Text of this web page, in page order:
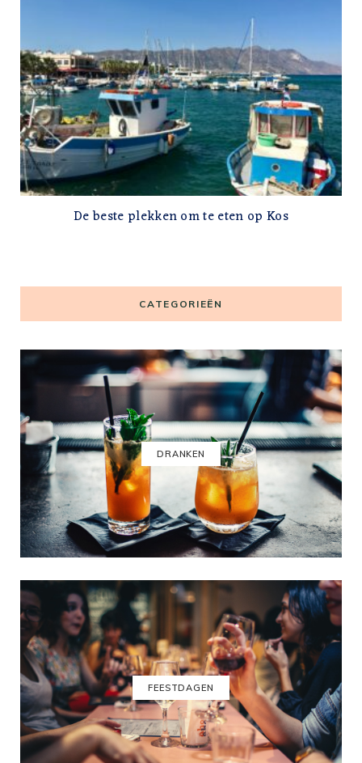
De beste plekken om te eten op Kos
CATEGORIEËN
DRANKEN
FEESTDAGEN